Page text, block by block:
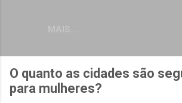
O quanto as cidades são
para mulheres?